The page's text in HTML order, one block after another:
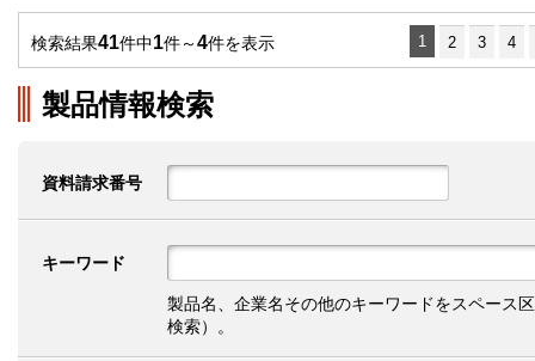
検索結果41件中1件～4件を表示 1 2 3 4
製品情報検索
資料請求番号
キーワード
製品名、企業名その他のキーワードをスペース
検索）。